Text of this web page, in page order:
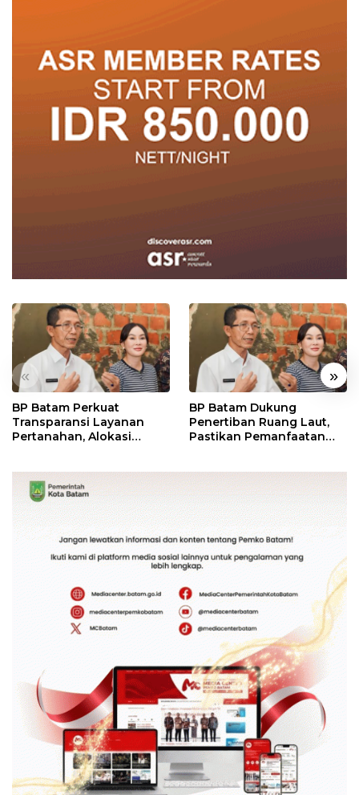
« »
BP Batam Perkuat
Transparansi Layanan
Pertanahan, Alokasi
BP Batam Dukung
Penertiban Ruang Laut,
Pastikan Pemanfaatan